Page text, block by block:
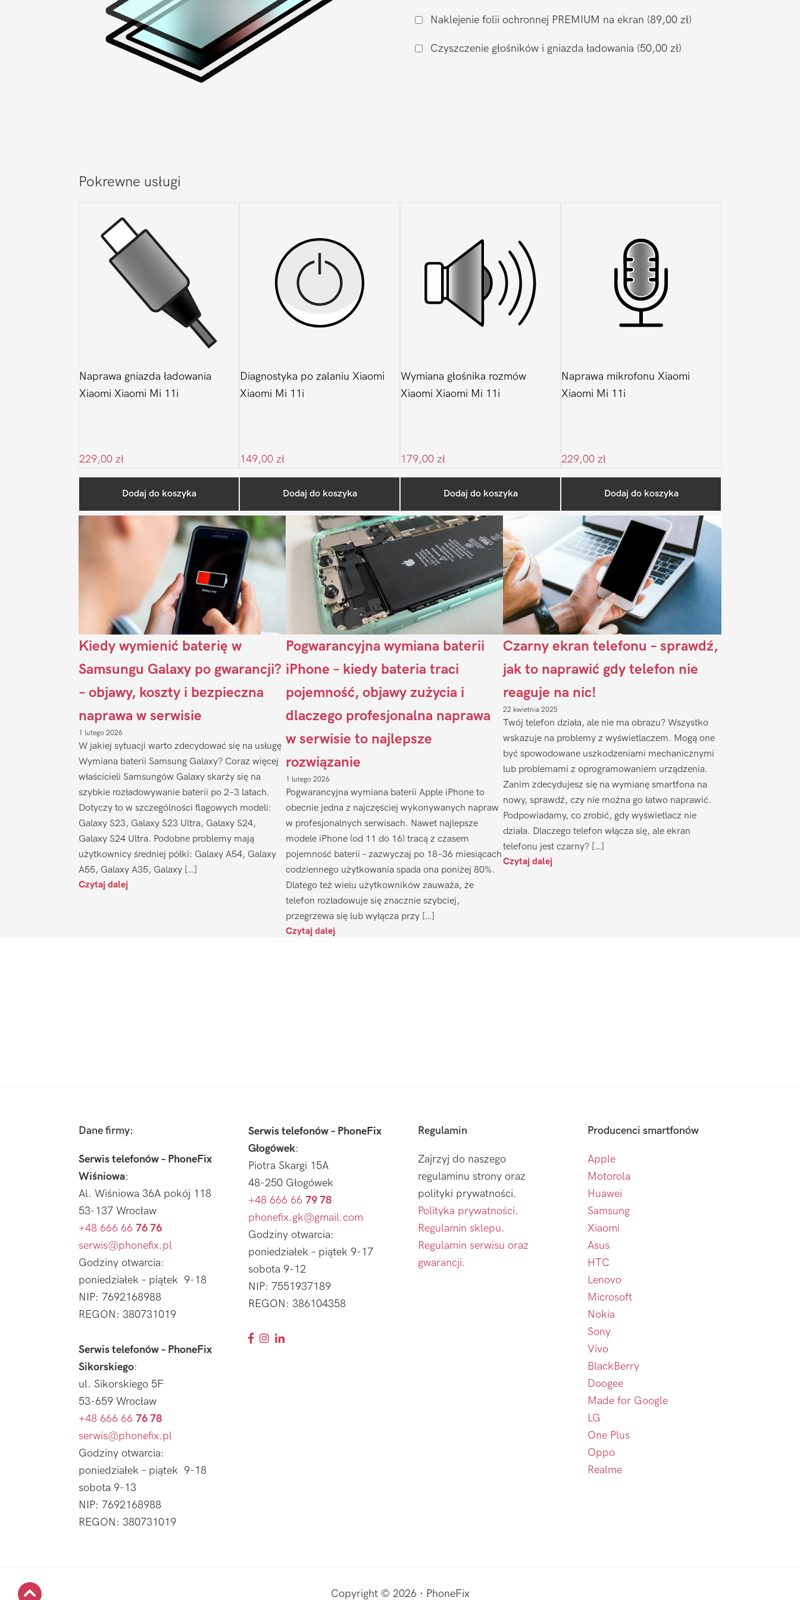
XiaomiNaklejenie folii ochronnej PREMIUM na ekran (89,00 zł)
Czyszczenie głośników i gniazda ładowania (50,00 zł)
Pokrewne usługi
Naprawa gniazda ładowania
Xiaomi Xiaomi Mi 11i
229,00 zł
Dodaj do koszyka
Diagnostyka po zalaniu Xiaomi
Xiaomi Mi 11i
149,00 zł
Dodaj do koszyka
Wymiana głośnika rozmów
Xiaomi Xiaomi Mi 11i
179,00 zł
Dodaj do koszyka
Naprawa mikrofonu Xiaomi
Xiaomi Mi 11i
229,00 zł
Dodaj do koszyka
Sidebar
Ostatnio na blogu
Kiedy wymienić baterię w
Samsungu Galaxy po gwarancji?
– objawy, koszty i bezpieczna
naprawa w serwisie
1 lutego 2026
W jakiej sytuacji warto zdecydować się na usługę
Wymiana baterii Samsung Galaxy? Coraz więcej
właścicieli Samsungów Galaxy skarży się na
szybkie rozładowywanie baterii po 2–3 latach.
Dotyczy to w szczególności flagowych modeli:
Galaxy S23, Galaxy S23 Ultra, Galaxy S24,
Galaxy S24 Ultra. Podobne problemy mają
użytkownicy średniej półki: Galaxy A54, Galaxy
A55, Galaxy A35, Galaxy […]
Czytaj dalej
Pogwarancyjna wymiana baterii
iPhone – kiedy bateria traci
pojemność, objawy zużycia i
dlaczego profesjonalna naprawa
w serwisie to najlepsze
rozwiązanie
1 lutego 2026
Pogwarancyjna wymiana baterii Apple iPhone to
obecnie jedna z najczęściej wykonywanych napraw
w profesjonalnych serwisach. Nawet najlepsze
modele iPhone (od 11 do 16) tracą z czasem
pojemność baterii – zazwyczaj po 18–36 miesiącach
codziennego użytkowania spada ona poniżej 80%.
Dlatego też wielu użytkowników zauważa, że
telefon rozładowuje się znacznie szybciej,
przegrzewa się lub wyłącza przy […]
Czytaj dalej
Czarny ekran telefonu – sprawdź,
jak to naprawić gdy telefon nie
reaguje na nic!
22 kwietnia 2025
Twój telefon działa, ale nie ma obrazu? Wszystko
wskazuje na problemy z wyświetlaczem. Mogą one
być spowodowane uszkodzeniami mechanicznymi
lub problemami z oprogramowaniem urządzenia.
Zanim zdecydujesz się na wymianę smartfona na
nowy, sprawdź, czy nie można go łatwo naprawić.
Podpowiadamy, co zrobić, gdy wyświetlacz nie
działa. Dlaczego telefon włącza się, ale ekran
telefonu jest czarny? […]
Czytaj dalej
Dane firmy:
Serwis telefonów – PhoneFix
Wiśniowa:
Al. Wiśniowa 36A pokój 118
53-137 Wrocław
+48 666 66 76 76
serwis@phonefix.pl
Godziny otwarcia:
poniedziałek – piątek 9-18
NIP: 7692168988
REGON: 380731019
Serwis telefonów – PhoneFix
Sikorskiego:
ul. Sikorskiego 5F
53-659 Wrocław
+48 666 66 76 78
serwis@phonefix.pl
Godziny otwarcia:
poniedziałek – piątek 9-18
sobota 9-13
NIP: 7692168988
REGON: 380731019
Serwis telefonów – PhoneFix
Głogówek:
Piotra Skargi 15A
48-250 Głogówek
+48 666 66 79 78
phonefix.gk@gmail.com
Godziny otwarcia:
poniedziałek – piątek 9-17
sobota 9-12
NIP: 7551937189
REGON: 386104358
Regulamin
Zajrzyj do naszego
regulaminu strony oraz
polityki prywatności.
Polityka prywatności.
Regulamin sklepu.
Regulamin serwisu oraz
gwarancji.
Producenci smartfonów
Apple
Motorola
Huawei
Samsung
Xiaomi
Asus
HTC
Lenovo
Microsoft
Nokia
Sony
Vivo
BlackBerry
Doogee
Made for Google
LG
One Plus
Oppo
Realme
Copyright © 2026 · PhoneFix